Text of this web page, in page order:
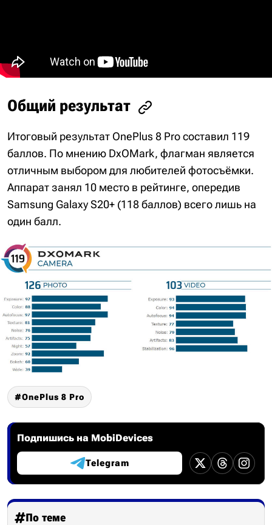
Общий результат
Итоговый результат OnePlus 8 Pro составил 119
баллов. По мнению DxOMark, флагман является
отличным выбором для любителей фотосъёмки.
Аппарат занял 10 место в рейтинге, опередив
Samsung Galaxy S20+ (118 баллов) всего лишь на
один балл.
OnePlus 8 Pro
Подпишись на MobiDevices
Telegram
По теме